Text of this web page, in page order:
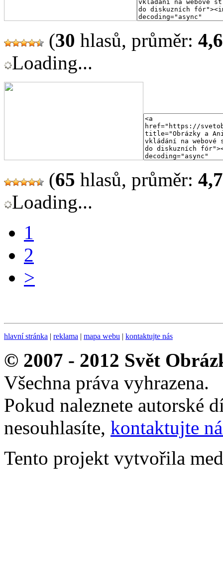
(30 hlasů, průměr:
Loading...
(65 hlasů, průměr:
Loading...
1
2
>
hlavní stránka | reklama | mapa webu | kontaktujte nás
© 2007 - 2012 Svět
Všechna práva vyhrazena.
Pokud naleznete autorské
nesouhlasíte, kontaktujte
Tento projekt vytvořila